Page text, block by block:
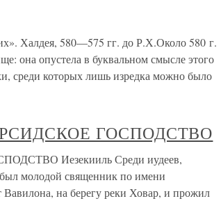
Халдея, 580—575 гг. до Р.Х.Около 580 г.
она опустела в буквальном смысле этого
среди которых лишь изредка можно было
ГОСПОДСТВО
Иезекииль Среди иудеев,
молодой священник по имени
на берегу реки Ховар, и прожил